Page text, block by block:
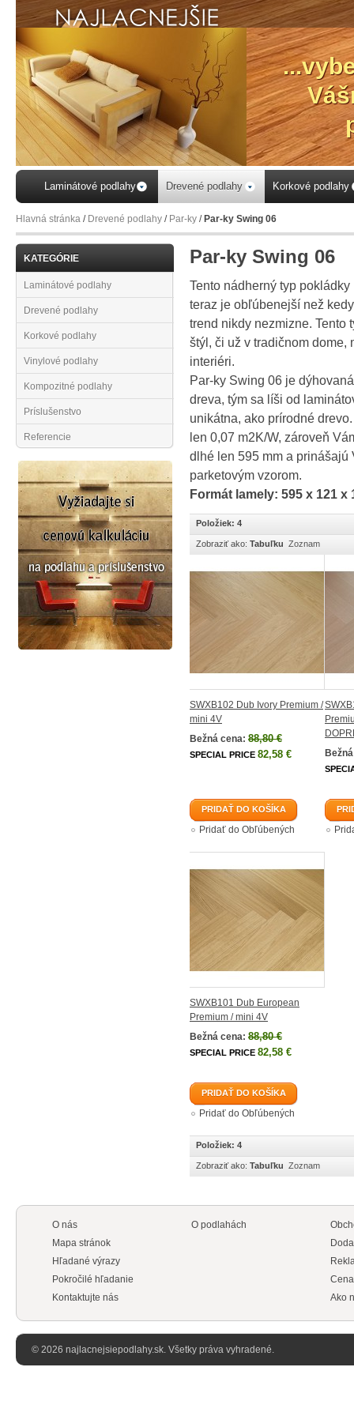
Laminátové podlahy Drevené podlahy Korkové podlahy
Hlavná stránka / Drevené podlahy / Par-ky / Par-ky Swing 06
KATEGÓRIE
Laminátové podlahy
Drevené podlahy
Korkové podlahy
Vinylové podlahy
Kompozitné podlahy
Príslušenstvo
Referencie
Par-ky Swing 06
Tento nádherný typ
teraz je obľúbenejší než
trend nikdy nezmizne. Tento
štýl, či už v tradičnom dome,
interiéri.
Par-ky Swing 06 je
dreva, tým sa líši od
unikátna, ako prírodné
len 0,07 m2K/W, zároveň
dlhé len 595 mm a
parketovým vzorom.
Formát lamely: 595 x 121 x
Položiek: 4
Zobraziť ako: Tabuľku Zoznam
SWXB102 Dub Ivory Premium /
mini 4V
Bežná cena: 88,80 €
SPECIAL PRICE 82,58 €
PRIDAŤ DO KOŠÍKA
Pridať do Obľúbených
SWXB101 Dub European
Premium / mini 4V
Bežná cena: 88,80 €
SPECIAL PRICE 82,58 €
PRIDAŤ DO KOŠÍKA
Pridať do Obľúbených
Položiek: 4
Zobraziť ako: Tabuľku Zoznam
O nás
Mapa stránok
Hľadané výrazy
Pokročilé hľadanie
Kontaktujte nás
O podlahách
Ako
© 2026 najlacnejsiepodlahy.sk. Všetky práva vyhradené.